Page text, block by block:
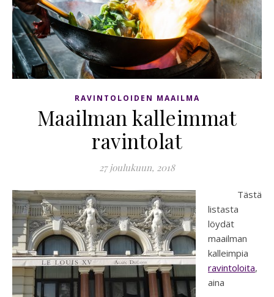
RAVINTOLOIDEN MAAILMA
Maailman kalleimmat
ravintolat
27 joulukuun, 2018
Tästä
listasta
löydät
maailman
kalleimpia
ravintoloita,
aina